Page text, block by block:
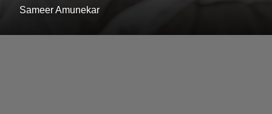
Sameer Amunekar